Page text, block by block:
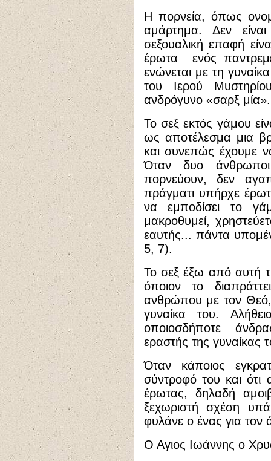
Η πορνεία, όπως
αμάρτημα. Δεν
σεξουαλική επαφή
έρωτα ενός
ενώνεται με τη
του Ιερού
ανδρόγυνο «σαρξ μία».
Το σεξ εκτός γάμου
ως αποτέλεσμα μια
και συνεπώς έχουμε
Όταν δυο
πορνεύουν, δεν
πράγματι υπήρχε
να εμποδίσει το
μακροθυμεί,
εαυτής... πάντα
5, 7).
Το σεξ έξω από αυτή
όποιον το
ανθρώπου με τον
γυναίκα του.
οποιοσδήποτε
εραστής της γυναίκας
Όταν κάποιος
σύντροφό του και ότι
έρωτας, δηλαδή
ξεχωριστή σχέση
φυλάνε ο ένας για τον
Ο Αγιος Ιωάννης ο